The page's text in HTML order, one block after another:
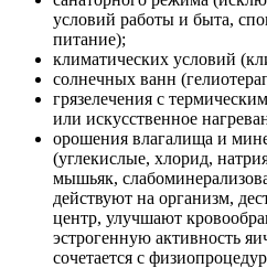
условий работы и быта,
питание);
климатических условий
солнечных ванн
грязелечения с
или искусственное
орошения влагалища и
(углекислые, хлорид,
мышьяк,
действуют на организм,
центр, улучшают
эстрогенную активность
сочетается с